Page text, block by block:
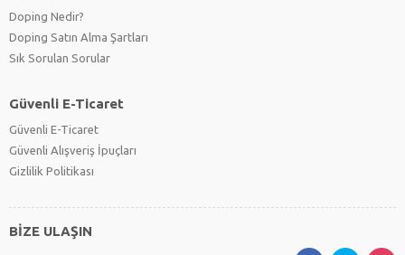
Doping Nedir?
Doping Satın Alma Şartları
Sık Sorulan Sorular
Güvenli E-Ticaret
Güvenli E-Ticaret
Güvenli Alışveriş İpuçları
Gizlilik Politikası
BİZE ULAŞIN